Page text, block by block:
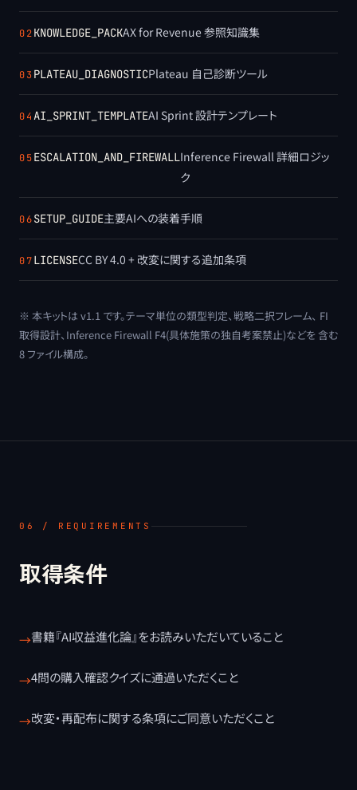
02KNOWLEDGE_PACKAX for Revenue 参照知識集
03PLATEAU_DIAGNOSTICPlateau 自己診断ツール
04AI_SPRINT_TEMPLATEAI Sprint 設計テンプレート
05ESCALATION_AND_FIREWALLInference Firewall 詳細ロジッ
ク
06SETUP_GUIDE主要AIへの装着手順
07LICENSECC BY 4.0 + 改変に関する追加条項
※ 本キットは v1.1 です。テーマ単位の類型判定、戦略二択フレーム、 FI
取得設計、Inference Firewall F4(具体施策の独自考案禁止)などを 含む
8 ファイル構成。
06 / REQUIREMENTS
取得条件
→書籍『AI収益進化論』をお読みいただいていること
→4問の購入確認クイズに通過いただくこと
→改変・再配布に関する条項にご同意いただくこと